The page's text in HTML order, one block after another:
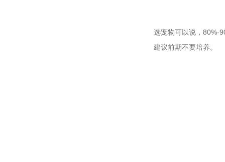
选宠物可以说，80%-
建议前期不要培养。